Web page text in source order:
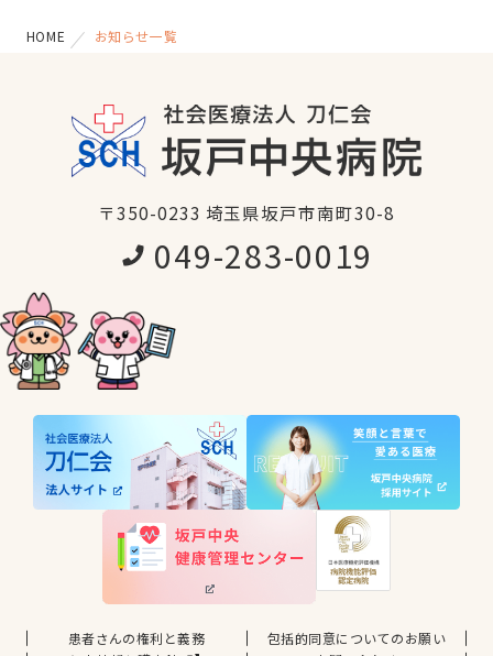
HOME お知らせ一覧
〒350-0233 埼玉県坂戸市南町30-8
049-283-0019
患者さんの権利と義務
包括的同意についてのお願い